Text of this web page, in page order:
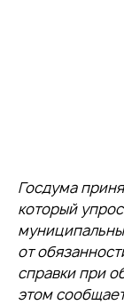
Госдума
который
от
справки при
этом